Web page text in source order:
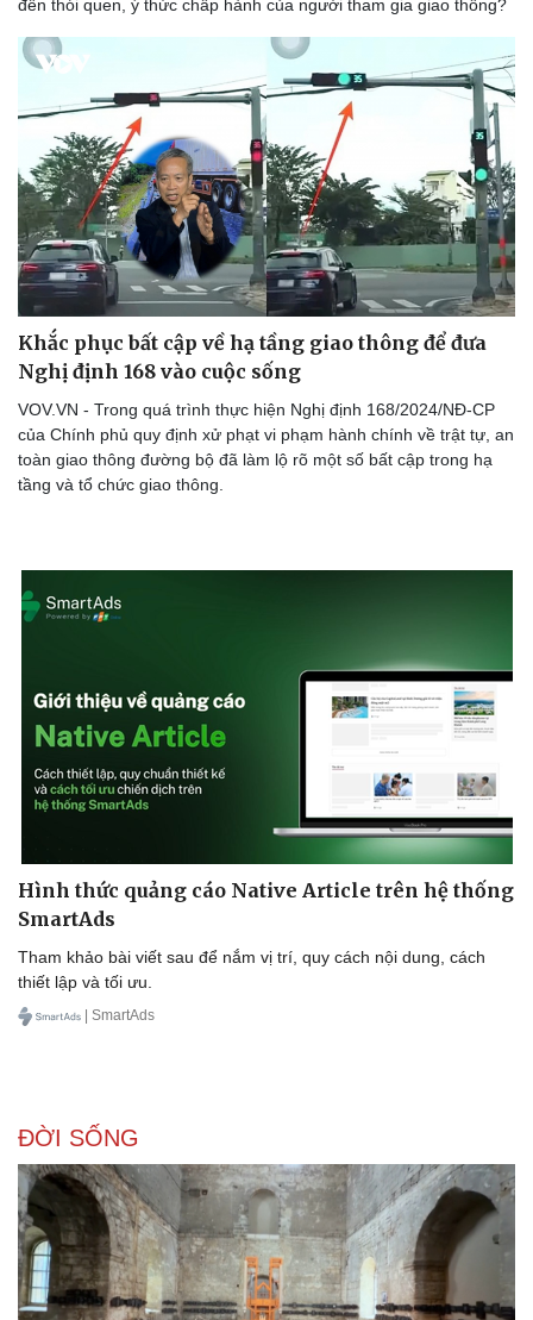
Doanh nghiệp
Thông tin doanh nghiệp
Doanh nghiệp 24h
Doanh nhân
Vì cộng đồng
Công nghệ
Sành điệu
Tin Công nghệ
Trải nghiệm
Chuyển đổi số
đến thói quen, ý thức chấp hành của người tham gia giao thông?
Khắc phục bất cập về hạ tầng giao thông để đưa
Nghị định 168 vào cuộc sống
VOV.VN - Trong quá trình thực hiện Nghị định 168/2024/NĐ-CP
của Chính phủ quy định xử phạt vi phạm hành chính về trật tự, an
toàn giao thông đường bộ đã làm lộ rõ một số bất cập trong hạ
tầng và tổ chức giao thông.
Hình thức quảng cáo Native Article trên hệ thống
SmartAds
Tham khảo bài viết sau để nắm vị trí, quy cách nội dung, cách
thiết lập và tối ưu.
| SmartAds
ĐỜI SỐNG